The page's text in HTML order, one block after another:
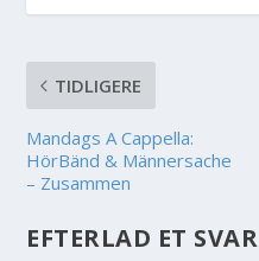
TIDLIGERE
Mandags A Cappella:
HörBänd & Männersache
– Zusammen
EFTERLAD ET SVAR